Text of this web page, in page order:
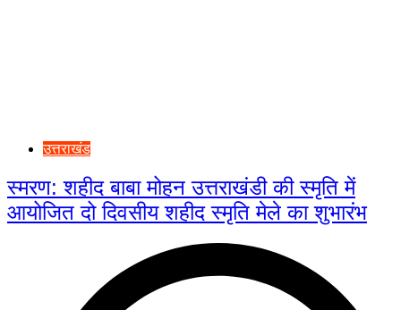
उत्तराखंड
स्मरण: शहीद बाबा मोहन उत्तराखंडी की स्मृति में
आयोजित दो दिवसीय शहीद स्मृति मेले का शुभारंभ